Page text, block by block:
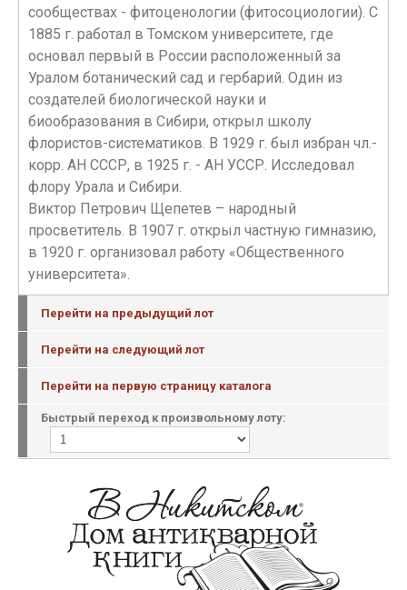
сообществах - фитоценологии (фитосоциологии). C
1885 г. работал в Томском университете, где
основал первый в России расположенный за
Уралом ботанический сад и гербарий. Один из
создателей биологической науки и
биообразования в Сибири, открыл школу
флористов-систематиков. В 1929 г. был избран чл.-
корр. АН СССР, в 1925 г. - АН УССР. Исследовал
флору Урала и Сибири.
Виктор Петрович Щепетев – народный
просветитель. В 1907 г. открыл частную гимназию,
в 1920 г. организовал работу «Общественного
университета».
Перейти на предыдущий лот
Перейти на следующий лот
Перейти на первую страницу каталога
Быстрый переход к произвольному лоту: